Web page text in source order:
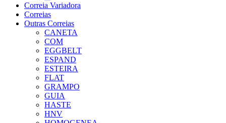
Correia Variadora
Correias
Outras Correias
CANETA
COM
EGGBELT
ESPAND
ESTEIRA
FLAT
GRAMPO
GUIA
HASTE
HNV